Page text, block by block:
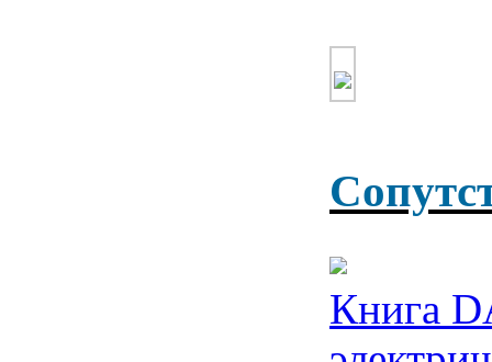
Книга